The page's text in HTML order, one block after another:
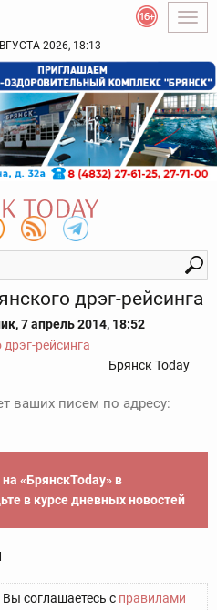
2026, 18:13
дрэг-рейсинга
7 апрель 2014, 18:52
Брянск Today
ваших писем по адресу:
«БрянскToday» в
в курсе дневных новостей
соглашаетесь с правилами